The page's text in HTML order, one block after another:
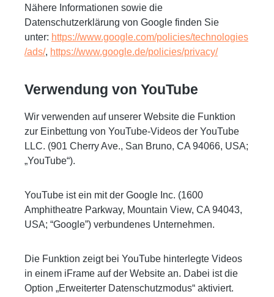
Nähere Informationen sowie die
Datenschutzerklärung von Google finden Sie
unter: https://www.google.com/policies/technologies
/ads/, https://www.google.de/policies/privacy/
Verwendung von YouTube
Wir verwenden auf unserer Website die Funktion
zur Einbettung von YouTube-Videos der YouTube
LLC. (901 Cherry Ave., San Bruno, CA 94066, USA;
„YouTube“).
YouTube ist ein mit der Google Inc. (1600
Amphitheatre Parkway, Mountain View, CA 94043,
USA; “Google”) verbundenes Unternehmen.
Die Funktion zeigt bei YouTube hinterlegte Videos
in einem iFrame auf der Website an. Dabei ist die
Option „Erweiterter Datenschutzmodus“ aktiviert.